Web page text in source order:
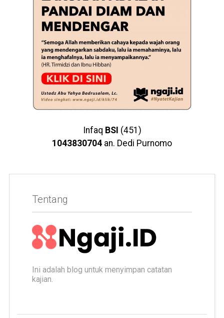
Infaq BSI (451)
1043830704 an. Dedi Purnomo
Tentang
Ini adalah blog untuk menyimpan catatan
kajian.